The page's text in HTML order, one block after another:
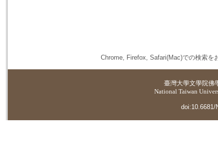
Chrome, Firefox, Safari(Mac)での検索を
臺灣大學文學院佛
National Taiwan
doi:10.6681/